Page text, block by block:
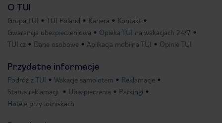
O TUI
Grupa TUI TUI Poland Kariera
Kontakt
Gwarancja ubezpieczeniowa
Opieka TUI na wakacjach 24/7
TUI.cz
Dane osobowe Aplikacja mobilna TUI Opinie TUI
Przydatne informacje
Podróż z TUI Wakacje samolotem
Reklamacje
Status reklamacji
Ubezpieczenia
Parkingi
Hotele przy lotniskach